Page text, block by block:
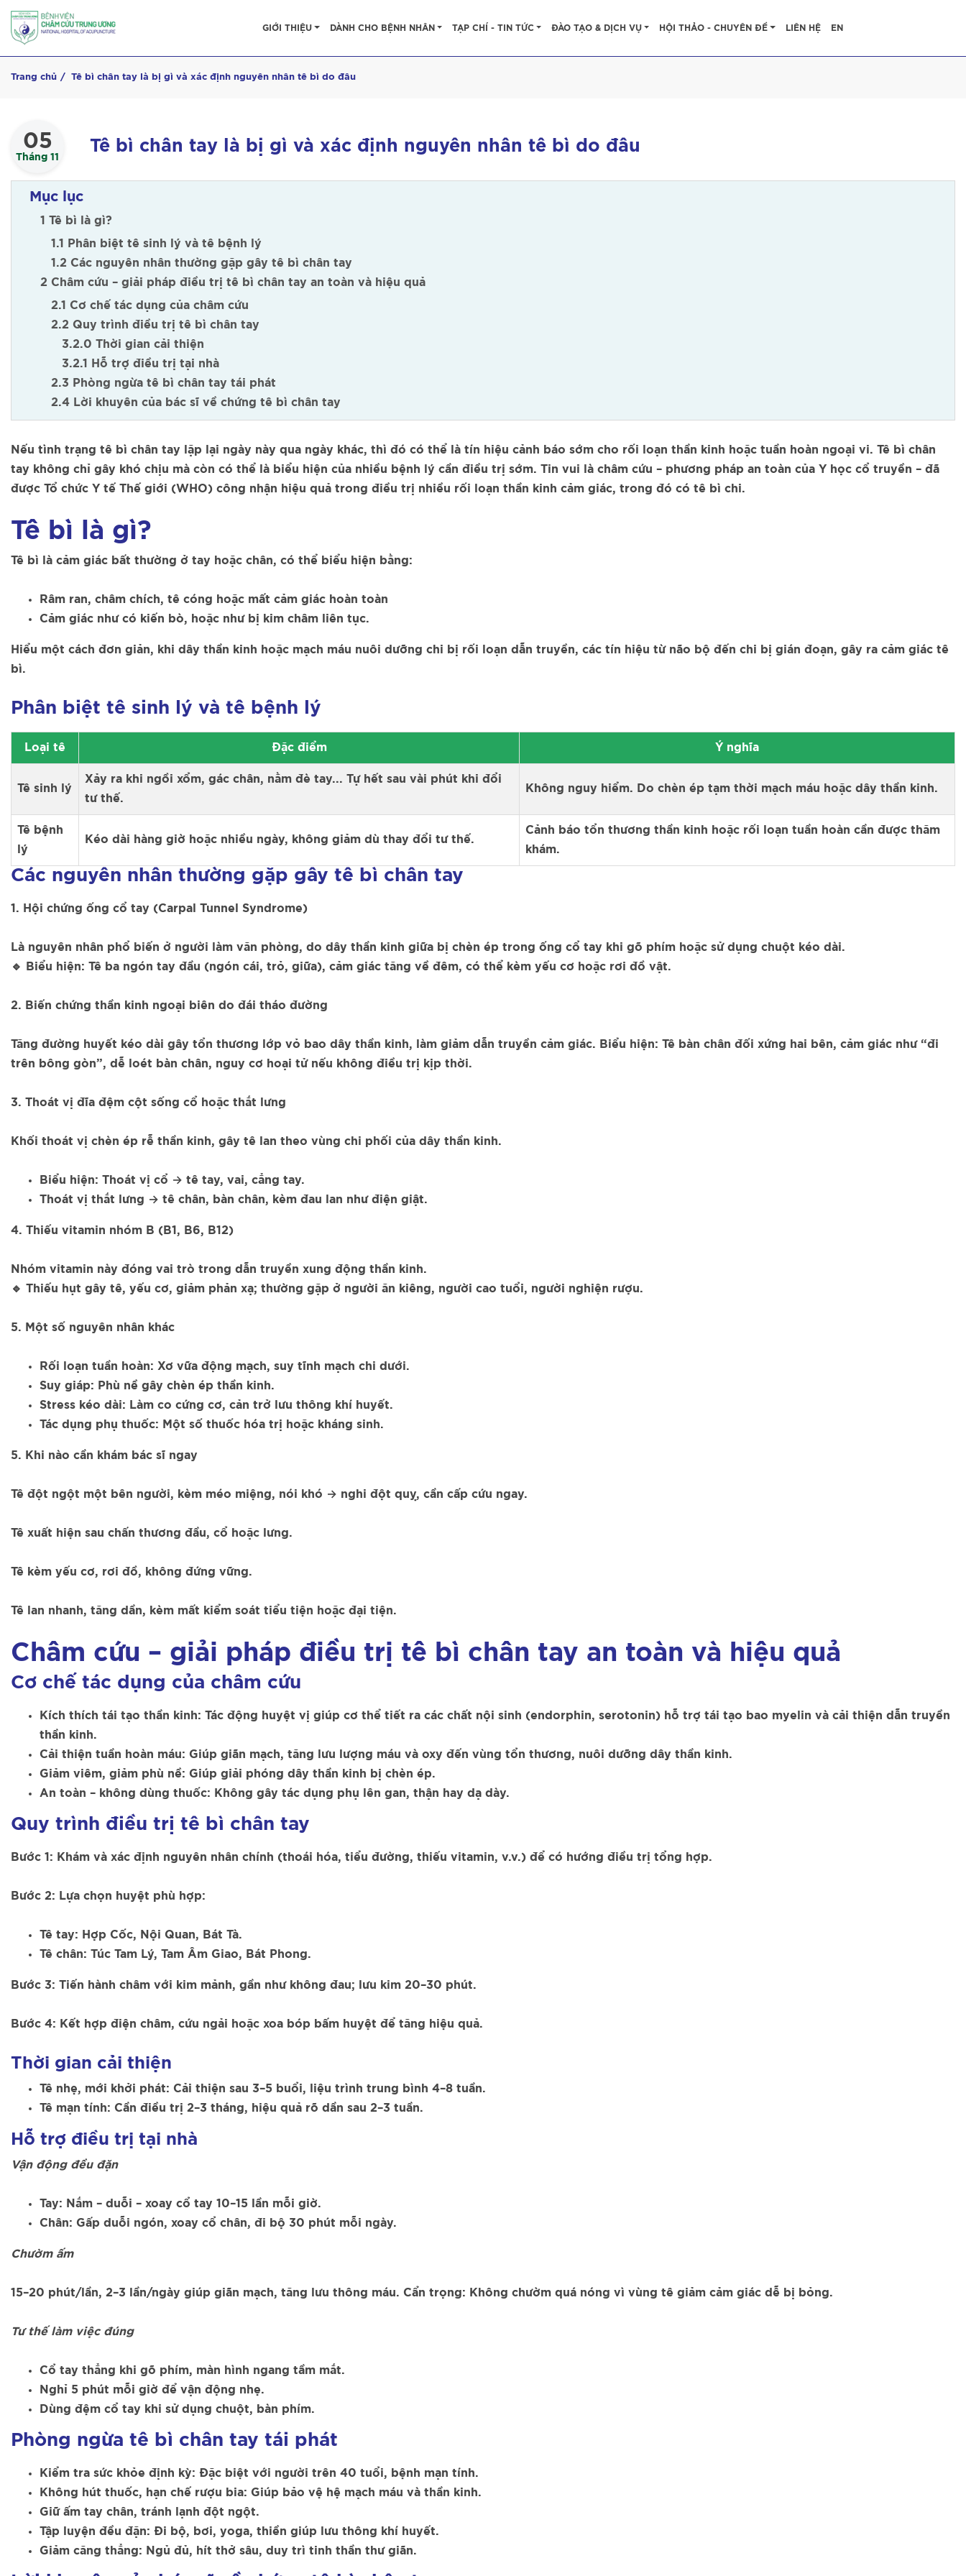
GIỚI THIỆU DÀNH CHO BỆNH NHÂN TẠP CHÍ - TIN TỨC ĐÀO TẠO & DỊCH VỤ HỘI THẢO - CHUYÊN ĐỀ LIÊN HỆ EN
Trang chủ Tê bì chân tay là bị gì và xác định nguyên nhân tê bì do đâu
05
Tháng 11
Tê bì chân tay là bị gì và xác định nguyên nhân tê bì do đâu
Mục lục
1 Tê bì là gì?
1.1 Phân biệt tê sinh lý và tê bệnh lý
1.2 Các nguyên nhân thường gặp gây tê bì chân tay
2 Châm cứu – giải pháp điều trị tê bì chân tay an toàn và hiệu quả
2.1 Cơ chế tác dụng của châm cứu
2.2 Quy trình điều trị tê bì chân tay
3.2.0 Thời gian cải thiện
3.2.1 Hỗ trợ điều trị tại nhà
2.3 Phòng ngừa tê bì chân tay tái phát
2.4 Lời khuyên của bác sĩ về chứng tê bì chân tay
Nếu tình trạng tê bì chân tay lặp lại ngày này qua ngày khác, thì đó có thể là tín hiệu cảnh báo sớm cho rối loạn thần kinh hoặc tuần hoàn ngoại vi. Tê bì chân
tay không chỉ gây khó chịu mà còn có thể là biểu hiện của nhiều bệnh lý cần điều trị sớm. Tin vui là châm cứu – phương pháp an toàn của Y học cổ truyền – đã
được Tổ chức Y tế Thế giới (WHO) công nhận hiệu quả trong điều trị nhiều rối loạn thần kinh cảm giác, trong đó có tê bì chi.
Tê bì là gì?
Tê bì là cảm giác bất thường ở tay hoặc chân, có thể biểu hiện bằng:
Râm ran, châm chích, tê cóng hoặc mất cảm giác hoàn toàn
Cảm giác như có kiến bò, hoặc như bị kim châm liên tục.
Hiểu một cách đơn giản, khi dây thần kinh hoặc mạch máu nuôi dưỡng chi bị rối loạn dẫn truyền, các tín hiệu từ não bộ đến chi bị gián đoạn, gây ra cảm giác tê
bì.
Phân biệt tê sinh lý và tê bệnh lý
Loại tê Đặc điểm Ý nghĩa
Tê sinh lý
Xảy ra khi ngồi xổm, gác chân, nằm đè tay... Tự hết sau vài phút khi đổi
tư thế.
Không nguy hiểm. Do chèn ép tạm thời mạch máu hoặc dây thần kinh.
Tê bệnh
lý
Kéo dài hàng giờ hoặc nhiều ngày, không giảm dù thay đổi tư thế.
Cảnh báo tổn thương thần kinh hoặc rối loạn tuần hoàn cần được thăm
khám.
Các nguyên nhân thường gặp gây tê bì chân tay
1. Hội chứng ống cổ tay (Carpal Tunnel Syndrome)
Là nguyên nhân phổ biến ở người làm văn phòng, do dây thần kinh giữa bị chèn ép trong ống cổ tay khi gõ phím hoặc sử dụng chuột kéo dài.
🔹 Biểu hiện: Tê ba ngón tay đầu (ngón cái, trỏ, giữa), cảm giác tăng về đêm, có thể kèm yếu cơ hoặc rơi đồ vật.
2. Biến chứng thần kinh ngoại biên do đái tháo đường
Tăng đường huyết kéo dài gây tổn thương lớp vỏ bao dây thần kinh, làm giảm dẫn truyền cảm giác. Biểu hiện: Tê bàn chân đối xứng hai bên, cảm giác như “đi
trên bông gòn”, dễ loét bàn chân, nguy cơ hoại tử nếu không điều trị kịp thời.
3. Thoát vị đĩa đệm cột sống cổ hoặc thắt lưng
Khối thoát vị chèn ép rễ thần kinh, gây tê lan theo vùng chi phối của dây thần kinh.
Biểu hiện: Thoát vị cổ → tê tay, vai, cẳng tay.
Thoát vị thắt lưng → tê chân, bàn chân, kèm đau lan như điện giật.
4. Thiếu vitamin nhóm B (B1, B6, B12)
Nhóm vitamin này đóng vai trò trong dẫn truyền xung động thần kinh.
🔹 Thiếu hụt gây tê, yếu cơ, giảm phản xạ; thường gặp ở người ăn kiêng, người cao tuổi, người nghiện rượu.
5. Một số nguyên nhân khác
Rối loạn tuần hoàn: Xơ vữa động mạch, suy tĩnh mạch chi dưới.
Suy giáp: Phù nề gây chèn ép thần kinh.
Stress kéo dài: Làm co cứng cơ, cản trở lưu thông khí huyết.
Tác dụng phụ thuốc: Một số thuốc hóa trị hoặc kháng sinh.
5. Khi nào cần khám bác sĩ ngay
Tê đột ngột một bên người, kèm méo miệng, nói khó → nghi đột quỵ, cần cấp cứu ngay.
Tê xuất hiện sau chấn thương đầu, cổ hoặc lưng.
Tê kèm yếu cơ, rơi đồ, không đứng vững.
Tê lan nhanh, tăng dần, kèm mất kiểm soát tiểu tiện hoặc đại tiện.
Châm cứu – giải pháp điều trị tê bì chân tay an toàn và hiệu quả
Cơ chế tác dụng của châm cứu
Kích thích tái tạo thần kinh: Tác động huyệt vị giúp cơ thể tiết ra các chất nội sinh (endorphin, serotonin) hỗ trợ tái tạo bao myelin và cải thiện dẫn truyền
thần kinh.
Cải thiện tuần hoàn máu: Giúp giãn mạch, tăng lưu lượng máu và oxy đến vùng tổn thương, nuôi dưỡng dây thần kinh.
Giảm viêm, giảm phù nề: Giúp giải phóng dây thần kinh bị chèn ép.
An toàn – không dùng thuốc: Không gây tác dụng phụ lên gan, thận hay dạ dày.
Quy trình điều trị tê bì chân tay
Bước 1: Khám và xác định nguyên nhân chính (thoái hóa, tiểu đường, thiếu vitamin, v.v.) để có hướng điều trị tổng hợp.
Bước 2: Lựa chọn huyệt phù hợp:
Tê tay: Hợp Cốc, Nội Quan, Bát Tà.
Tê chân: Túc Tam Lý, Tam Âm Giao, Bát Phong.
Bước 3: Tiến hành châm với kim mảnh, gần như không đau; lưu kim 20–30 phút.
Bước 4: Kết hợp điện châm, cứu ngải hoặc xoa bóp bấm huyệt để tăng hiệu quả.
Thời gian cải thiện
Tê nhẹ, mới khởi phát: Cải thiện sau 3–5 buổi, liệu trình trung bình 4–8 tuần.
Tê mạn tính: Cần điều trị 2–3 tháng, hiệu quả rõ dần sau 2–3 tuần.
Hỗ trợ điều trị tại nhà
Vận động đều đặn
Tay: Nắm – duỗi – xoay cổ tay 10–15 lần mỗi giờ.
Chân: Gấp duỗi ngón, xoay cổ chân, đi bộ 30 phút mỗi ngày.
Chườm ấm
15–20 phút/lần, 2–3 lần/ngày giúp giãn mạch, tăng lưu thông máu. Cẩn trọng: Không chườm quá nóng vì vùng tê giảm cảm giác dễ bị bỏng.
Tư thế làm việc đúng
Cổ tay thẳng khi gõ phím, màn hình ngang tầm mắt.
Nghỉ 5 phút mỗi giờ để vận động nhẹ.
Dùng đệm cổ tay khi sử dụng chuột, bàn phím.
Phòng ngừa tê bì chân tay tái phát
Kiểm tra sức khỏe định kỳ: Đặc biệt với người trên 40 tuổi, bệnh mạn tính.
Không hút thuốc, hạn chế rượu bia: Giúp bảo vệ hệ mạch máu và thần kinh.
Giữ ấm tay chân, tránh lạnh đột ngột.
Tập luyện đều đặn: Đi bộ, bơi, yoga, thiền giúp lưu thông khí huyết.
Giảm căng thẳng: Ngủ đủ, hít thở sâu, duy trì tinh thần thư giãn.